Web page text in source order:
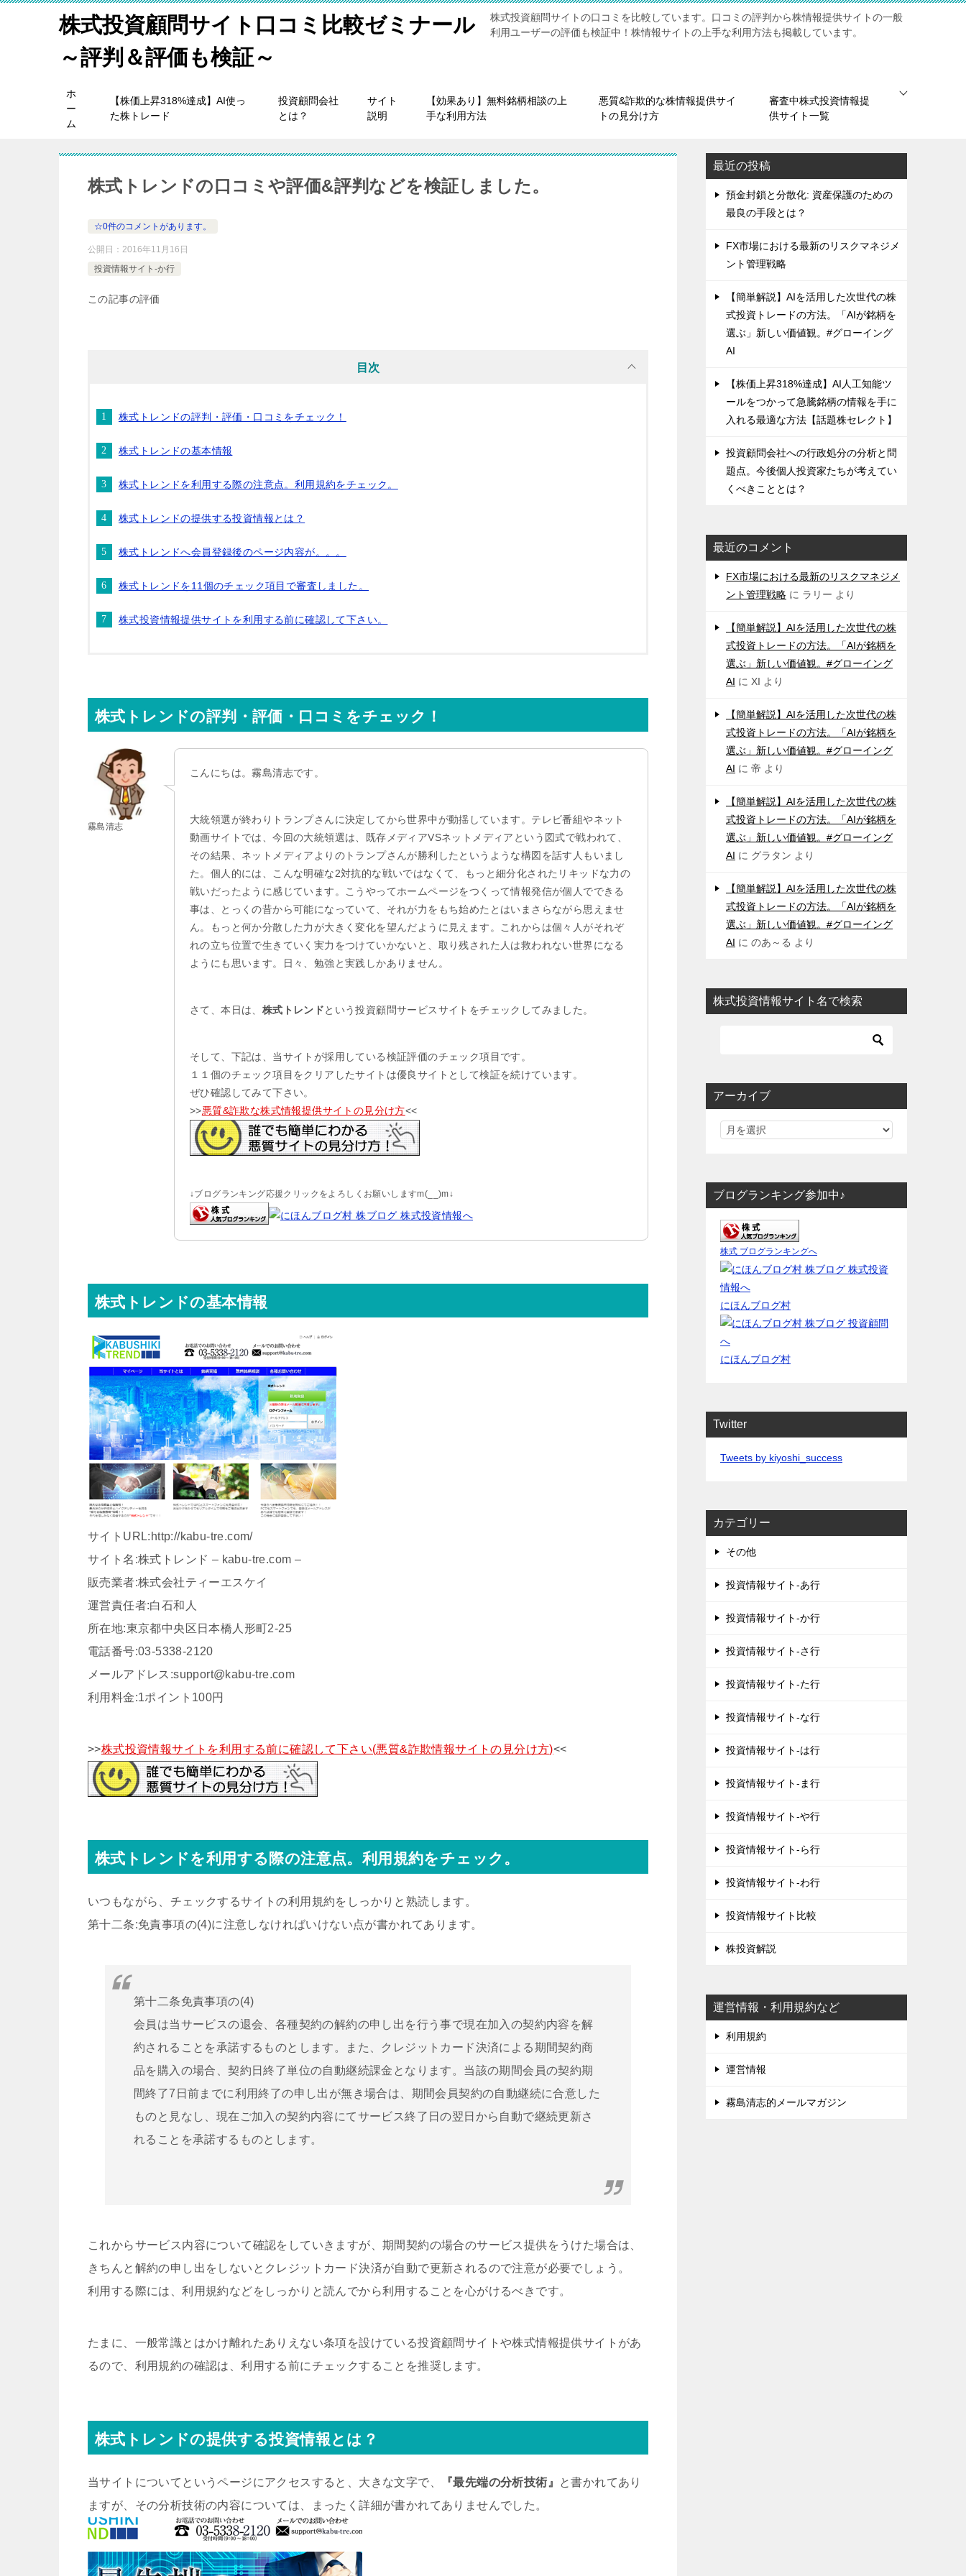
株式投資顧問サイト口コミ比較ゼミナール
～評判＆評価も検証～
株式投資顧問サイトの口コミを比較しています。口コミの評判から株情報提供サイトの一般
利用ユーザーの評価も検証中！株情報サイトの上手な利用方法も掲載しています。
ホ
ー
ム
【株価上昇318%達成】AI使っ
た株トレード
投資顧問会社
とは？
サイト
説明
【効果あり】無料銘柄相談の上
手な利用方法
悪質&詐欺的な株情報提供サイ
トの見分け方
審査中株式投資情報提
供サイト一覧
株式トレンドの口コミや評価&評判などを検証しました。
☆0件のコメントがあります。
公開日： 2016年11月16日
投資情報サイト-か行
この記事の評価
目次
株式トレンドの評判・評価・口コミをチェック！
株式トレンドの基本情報
株式トレンドを利用する際の注意点。利用規約をチェック。
株式トレンドの提供する投資情報とは？
株式トレンドへ会員登録後のページ内容が。。。
株式トレンドを11個のチェック項目で審査しました。
株式投資情報提供サイトを利用する前に確認して下さい。
株式トレンドの評判・評価・口コミをチェック！
霧島清志
こんにちは。霧島清志です。
大統領選が終わりトランプさんに決定してから世界中が動揺しています。テレビ番組やネット
動画サイトでは、今回の大統領選は、既存メディアVSネットメディアという図式で戦われて、
その結果、ネットメディアよりのトランプさんが勝利したというような構図を話す人もいまし
た。個人的には、こんな明確な2対抗的な戦いではなくて、もっと細分化されたリキッドな力の
戦いだったように感じています。こうやってホームページをつくって情報発信が個人でできる
事は、とっくの昔から可能になっていて、それが力をもち始めたとはいまさらながら思えませ
ん。もっと何か分散した力が大きく変化を望んだように見えます。これからは個々人がそれぞ
れの立ち位置で生きていく実力をつけていかないと、取り残された人は救われない世界になる
ようにも思います。日々、勉強と実践しかありません。
さて、本日は、 株式トレンドという投資顧問サービスサイトをチェックしてみました。
そして、下記は、当サイトが採用している検証評価のチェック項目です。
１１個のチェック項目をクリアしたサイトは優良サイトとして検証を続けています。
ぜひ確認してみて下さい。
>>悪質&詐欺な株式情報提供サイトの見分け方<<
↓ブログランキング応援クリックをよろしくお願いしますm(__)m↓
株式トレンドの基本情報
サイトURL:http://kabu-tre.com/
サイト名:株式トレンド – kabu-tre.com –
販売業者:株式会社ティーエスケイ
運営責任者:白石和人
所在地:東京都中央区日本橋人形町2-25
電話番号:03-5338-2120
メールアドレス:support@kabu-tre.com
利用料金:1ポイント100円
>>株式投資情報サイトを利用する前に確認して下さい(悪質&詐欺情報サイトの見分け方)<<
株式トレンドを利用する際の注意点。利用規約をチェック。
いつもながら、チェックするサイトの利用規約をしっかりと熟読します。
第十二条:免責事項の(4)に注意しなければいけない点が書かれてあります。
第十二条免責事項の(4)
会員は当サービスの退会、各種契約の解約の申し出を行う事で現在加入の契約内容を解
約されることを承諾するものとします。また、クレジットカード決済による期間契約商
品を購入の場合、契約日終了単位の自動継続課金となります。当該の期間会員の契約期
間終了7日前までに利用終了の申し出が無き場合は、期間会員契約の自動継続に合意した
ものと見なし、現在ご加入の契約内容にてサービス終了日の翌日から自動で継続更新さ
れることを承諾するものとします。
これからサービス内容について確認をしていきますが、期間契約の場合のサービス提供をうけた場合は、
きちんと解約の申し出をしないとクレジットカード決済が自動で更新されるので注意が必要でしょう。
利用する際には、利用規約などをしっかりと読んでから利用することを心がけるべきです。
たまに、一般常識とはかけ離れたありえない条項を設けている投資顧問サイトや株式情報提供サイトがあ
るので、利用規約の確認は、利用する前にチェックすることを推奨します。
株式トレンドの提供する投資情報とは？
当サイトについてというページにアクセスすると、大きな文字で、 『最先端の分析技術』
と書かれてあり
ますが、その分析技術の内容については、まったく詳細が書かれてありませんでした。
最近の投稿
預金封鎖と分散化: 資産保護のための
最良の手段とは？
FX市場における最新のリスクマネジメ
ント管理戦略
【簡単解説】AIを活用した次世代の株
式投資トレードの方法。「AIが銘柄を
選ぶ」新しい価値観。#グローイング
AI
【株価上昇318%達成】AI人工知能ツ
ールをつかって急騰銘柄の情報を手に
入れる最適な方法【話題株セレクト】
投資顧問会社への行政処分の分析と問
題点。今後個人投資家たちが考えてい
くべきこととは？
最近のコメント
FX市場における最新のリスクマネジメ
ント管理戦略 に ラリー より
【簡単解説】AIを活用した次世代の株
式投資トレードの方法。「AIが銘柄を
選ぶ」新しい価値観。#グローイング
AI に XI より
【簡単解説】AIを活用した次世代の株
式投資トレードの方法。「AIが銘柄を
選ぶ」新しい価値観。#グローイング
AI に 帝 より
【簡単解説】AIを活用した次世代の株
式投資トレードの方法。「AIが銘柄を
選ぶ」新しい価値観。#グローイング
AI に グラタン より
【簡単解説】AIを活用した次世代の株
式投資トレードの方法。「AIが銘柄を
選ぶ」新しい価値観。#グローイング
AI に のあ～る より
株式投資情報サイト名で検索
アーカイブ
ブログランキング参加中♪
株式 ブログランキングへ
にほんブログ村
にほんブログ村
Twitter
Tweets by kiyoshi_success
カテゴリー
その他
投資情報サイト-あ行
投資情報サイト-か行
投資情報サイト-さ行
投資情報サイト-た行
投資情報サイト-な行
投資情報サイト-は行
投資情報サイト-ま行
投資情報サイト-や行
投資情報サイト-ら行
投資情報サイト-わ行
投資情報サイト比較
株投資解説
運営情報・利用規約など
利用規約
運営情報
霧島清志的メールマガジン